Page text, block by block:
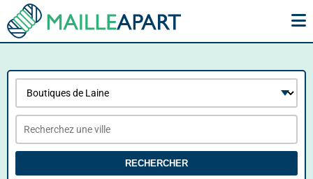
RECHERCHER